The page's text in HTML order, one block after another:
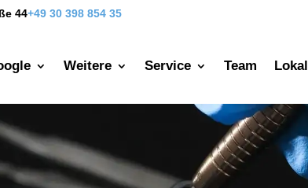
44+49 30 398 854 35
Weitere Service Team Lokal